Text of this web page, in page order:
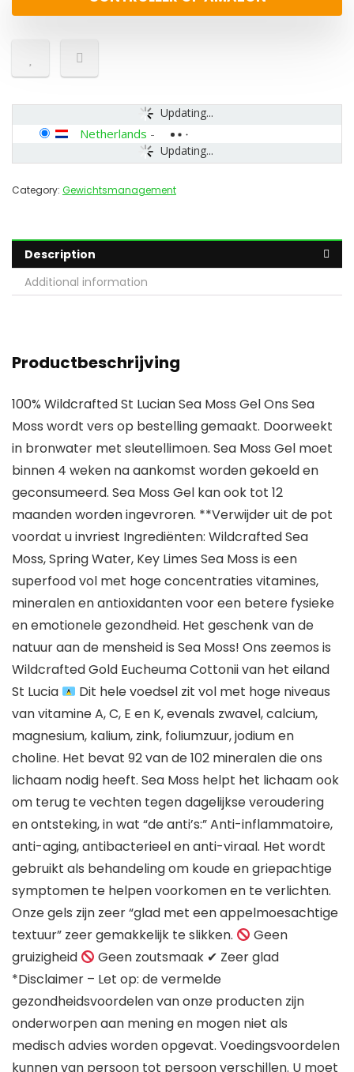
Updating...
Updating...
Netherlands -
Category: Gewichtsmanagement
Description
Additional information
Productbeschrijving
100% Wildcrafted St Lucian Sea Moss Gel Ons Sea
Moss wordt vers op bestelling gemaakt. Doorweekt
in bronwater met sleutellimoen. Sea Moss Gel moet
binnen 4 weken na aankomst worden gekoeld en
geconsumeerd. Sea Moss Gel kan ook tot 12
maanden worden ingevroren. **Verwijder uit de pot
voordat u invriest Ingrediënten: Wildcrafted Sea
Moss, Spring Water, Key Limes Sea Moss is een
superfood vol met hoge concentraties vitamines,
mineralen en antioxidanten voor een betere fysieke
en emotionele gezondheid. Het geschenk van de
natuur aan de mensheid is Sea Moss! Ons zeemos is
Wildcrafted Gold Eucheuma Cottonii van het eiland
St Lucia
Dit hele voedsel zit vol met hoge niveaus
van vitamine A, C, E en K, evenals zwavel, calcium,
magnesium, kalium, zink, foliumzuur, jodium en
choline. Het bevat 92 van de 102 mineralen die ons
lichaam nodig heeft. Sea Moss helpt het lichaam ook
om terug te vechten tegen dagelijkse veroudering
en ontsteking, in wat “de anti’s:” Anti-inflammatoire,
anti-aging, antibacterieel en anti-viraal. Het wordt
gebruikt als behandeling om koude en griepachtige
symptomen te helpen voorkomen en te verlichten.
Onze gels zijn zeer “glad met een appelmoesachtige
textuur” zeer gemakkelijk te slikken.
Geen
gruizigheid
Geen zoutsmaak ✔ Zeer glad
*Disclaimer – Let op: de vermelde
gezondheidsvoordelen van onze producten zijn
onderworpen aan mening en mogen niet als
medisch advies worden opgevat. Voedingsvoordelen
kunnen van persoon tot persoon verschillen. U moet